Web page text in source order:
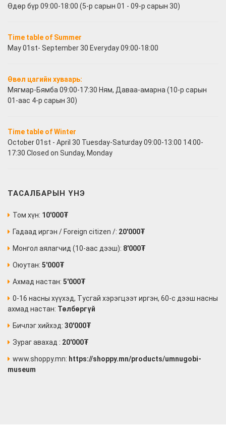
Өдөр бүр 09:00-18:00 (5-р сарын 01 - 09-р сарын 30)
Time table of Summer
May 01st- September 30 Everyday 09:00-18:00
Өвөл цагийн хуваарь:
Мягмар-Бямба 09:00-17:30 Ням, Даваа-амарна (10-р сарын
01-аас 4-р сарын 30)
Time table of Winter
October 01st - April 30 Tuesday-Saturday 09:00-13:00 14:00-
17:30 Closed on Sunday, Monday
ТАСАЛБАРЫН ҮНЭ
Том хүн: 10'000₮
Гадаад иргэн / Foreign citizen /: 20'000₮
Монгол аялагчид (10-аас дээш): 8'000₮
Оюутан: 5'000₮
Ахмад настан: 5'000₮
0-16 насны хүүхэд, Тусгай хэрэгцээт иргэн, 60-с дээш насны
ахмад настан: Төлбөргүй
Бичлэг хийхэд: 30'000₮
Зураг авахад : 20'000₮
www.shoppy.mn: https://shoppy.mn/products/umnugobi-
museum